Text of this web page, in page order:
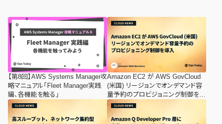
【第8回】AWS Systems Manager攻
略マニュアル「Fleet Manager実践
編、各機能を触る」
Amazon EC2 が AWS GovCloud
(米国) リージョンでオンデマンド容
量予約のプロビジョニング制御を導
入